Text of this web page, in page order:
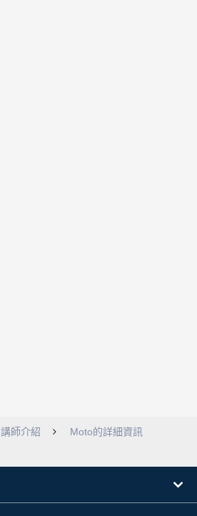
講師介紹
Moto的詳細資訊